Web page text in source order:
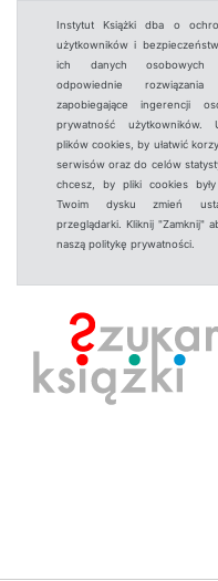
Instytut Książki dba o
użytkowników i
ich danych osobowych
odpowiednie rozwiązania
zapobiegające ingerencji
prywatność użytkowników.
plików cookies, by ułatwić
serwisów oraz do celów
chcesz, by pliki cookies
Twoim dysku zmień
przeglądarki. Kliknij "Zamknij"
naszą politykę prywatności.